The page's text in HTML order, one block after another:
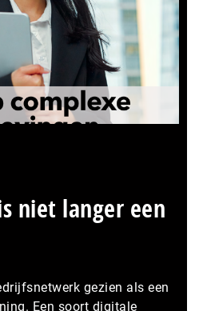
niet langer een
gezien als een
Een soort digitale